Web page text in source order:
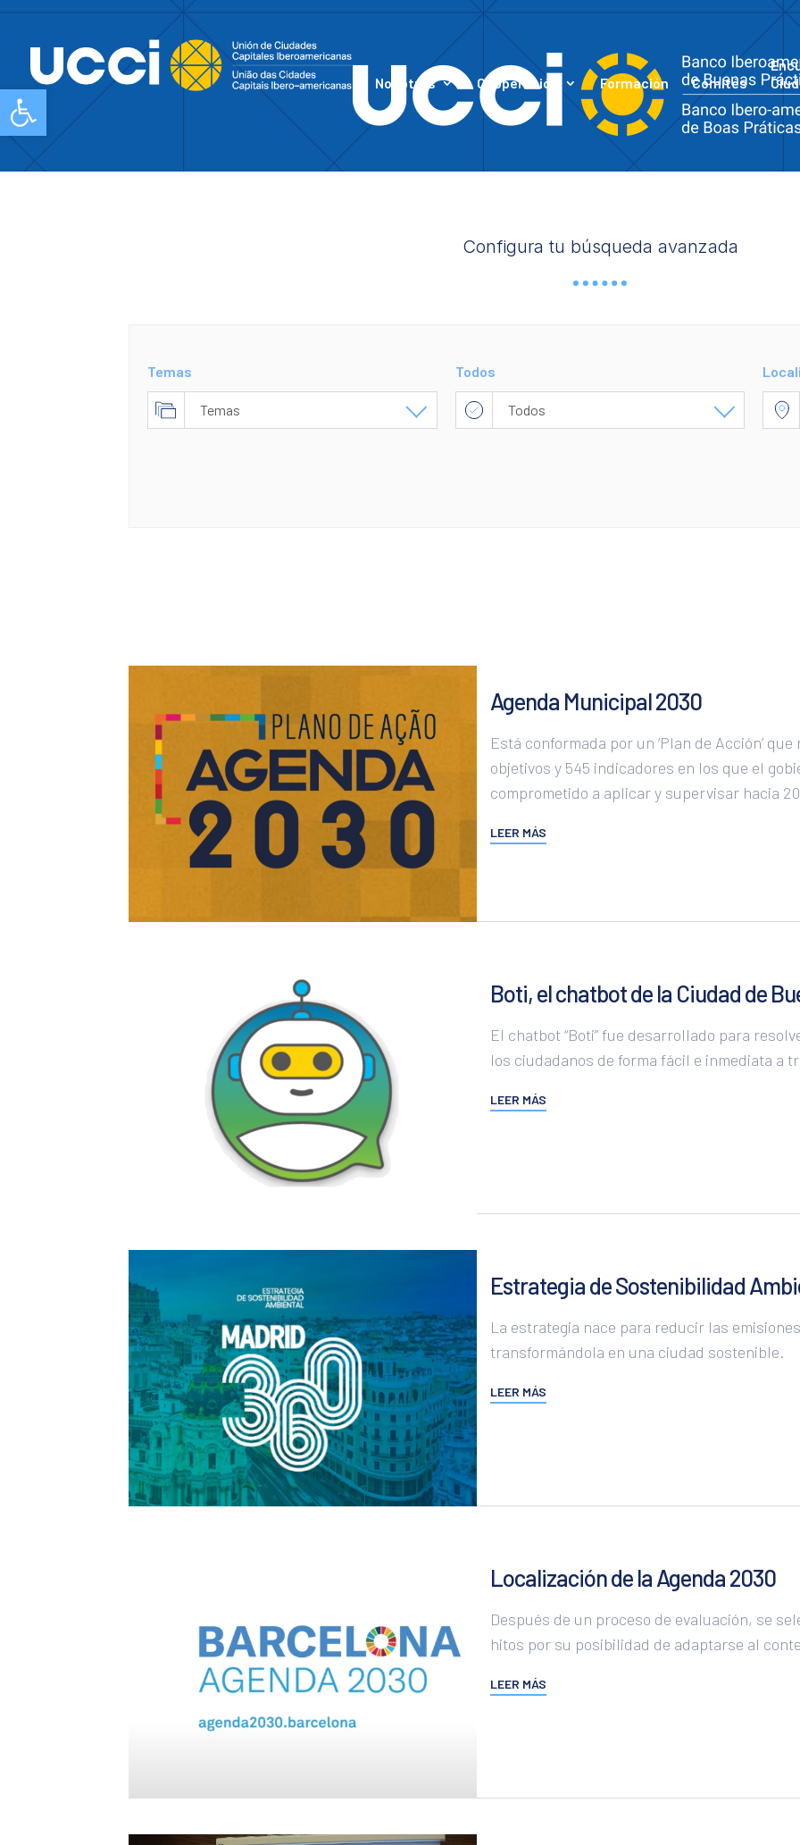
Abrir barra de herramientas Nosotros Cooperación Formación Comités
Configura tu búsqueda avanzada
Temas
Temas
Todos
Todos
ODS 8
ODS 10
ODS 11
ODS 12
ODS 16
Agenda Municipal 2030
Está conformada por un ‘Plan de Acción’
objetivos y 545 indicadores en los que el
comprometido a aplicar y supervisar hacia
LEER MÁS
Boti, el chatbot de la Ciudad de
El chatbot “Boti” fue desarrollado para
los ciudadanos de forma fácil e inmediata a
LEER MÁS
Estrategia de Sostenibilidad
La estrategia nace para reducir las
transformándola en una ciudad sostenible.
LEER MÁS
Localización de la Agenda 2030
Después de un proceso de evaluación, se
hitos por su posibilidad de adaptarse al
LEER MÁS